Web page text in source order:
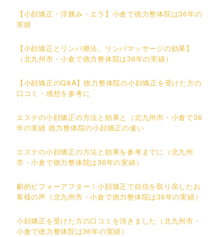
【小顔矯正・浮腫み・エラ】小倉で徳力整体院は36年の
実績
【小顔矯正とリンパ療法、リンパマッサージの効果】
（北九州市・小倉で徳力整体院は36年の実績）
【小顔矯正のQ&A】徳力整体院の小顔矯正を受けた方の
口コミ・感想を参考に
エステの小顔矯正の方法と効果と（北九州市・小倉で36
年の実績 徳力整体院の小顔矯正の違い
エステの小顔矯正の方法と効果を参考までに（北九州
市・小倉で徳力整体院は36年の実績）
劇的ビフォーアフター！小顔矯正で自信を取り戻したお
客様の声（北九州市・小倉で徳力整体院は36年の実績）
小顔矯正を受けた方の口コミを頂きました（北九州市・
小倉で徳力整体院は36年の実績）